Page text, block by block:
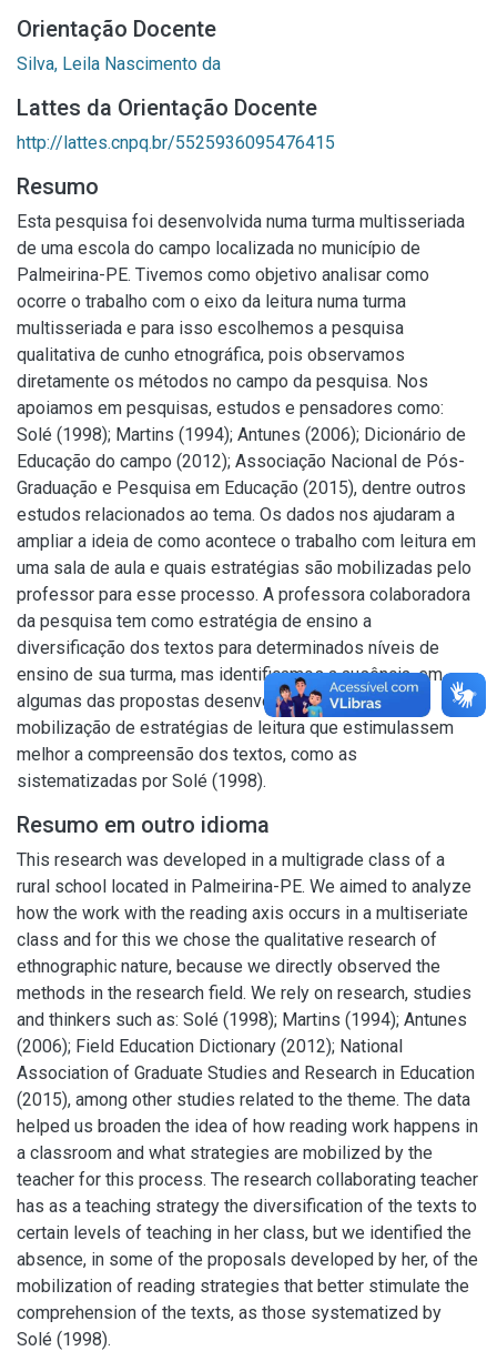
Orientação Docente
Silva, Leila Nascimento da
Lattes da Orientação Docente
http://lattes.cnpq.br/5525936095476415
Resumo
Esta pesquisa foi desenvolvida numa turma multisseriada
de uma escola do campo localizada no município de
Palmeirina-PE. Tivemos como objetivo analisar como
ocorre o trabalho com o eixo da leitura numa turma
multisseriada e para isso escolhemos a pesquisa
qualitativa de cunho etnográfica, pois observamos
diretamente os métodos no campo da pesquisa. Nos
apoiamos em pesquisas, estudos e pensadores como:
Solé (1998); Martins (1994); Antunes (2006); Dicionário de
Educação do campo (2012); Associação Nacional de Pós-
Graduação e Pesquisa em Educação (2015), dentre outros
estudos relacionados ao tema. Os dados nos ajudaram a
ampliar a ideia de como acontece o trabalho com leitura em
uma sala de aula e quais estratégias são mobilizadas pelo
professor para esse processo. A professora colaboradora
da pesquisa tem como estratégia de ensino a
diversificação dos textos para determinados níveis de
ensino de sua turma, mas identificamos a ausência, em
algumas das propostas desenvolvidas por ela, da
mobilização de estratégias de leitura que estimulassem
melhor a compreensão dos textos, como as
sistematizadas por Solé (1998).
Resumo em outro idioma
This research was developed in a multigrade class of a
rural school located in Palmeirina-PE. We aimed to analyze
how the work with the reading axis occurs in a multiseriate
class and for this we chose the qualitative research of
ethnographic nature, because we directly observed the
methods in the research field. We rely on research, studies
and thinkers such as: Solé (1998); Martins (1994); Antunes
(2006); Field Education Dictionary (2012); National
Association of Graduate Studies and Research in Education
(2015), among other studies related to the theme. The data
helped us broaden the idea of how reading work happens in
a classroom and what strategies are mobilized by the
teacher for this process. The research collaborating teacher
has as a teaching strategy the diversification of the texts to
certain levels of teaching in her class, but we identified the
absence, in some of the proposals developed by her, of the
mobilization of reading strategies that better stimulate the
comprehension of the texts, as those systematized by
Solé (1998).